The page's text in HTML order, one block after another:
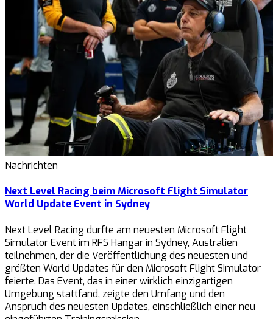
Nachrichten
Next Level Racing beim Microsoft Flight Simulator
World Update Event in Sydney
Next Level Racing durfte am neuesten Microsoft Flight
Simulator Event im RFS Hangar in Sydney, Australien
teilnehmen, der die Veröffentlichung des neuesten und
größten World Updates für den Microsoft Flight Simulator
feierte. Das Event, das in einer wirklich einzigartigen
Umgebung stattfand, zeigte den Umfang und den
Anspruch des neuesten Updates, einschließlich einer neu